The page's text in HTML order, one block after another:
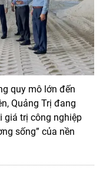
quy mô lớn đến
Quảng Trị đang
giá trị công nghiệp
sống” của nền